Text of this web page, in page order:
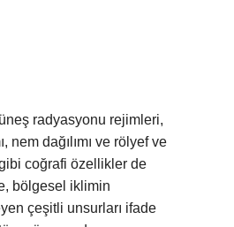
radyasyonu rejimleri,
nem dağılımı ve rölyef ve
coğrafi özellikler de
bölgesel iklimin
çeşitli unsurları ifade